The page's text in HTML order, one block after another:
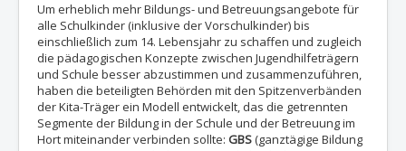
Um erheblich mehr Bildungs- und Betreuungsangebote für
alle Schulkinder (inklusive der Vorschulkinder) bis
einschließlich zum 14. Lebensjahr zu schaffen und zugleich
die pädagogischen Konzepte zwischen Jugendhilfeträgern
und Schule besser abzustimmen und zusammenzuführen,
haben die beteiligten Behörden mit den Spitzenverbänden
der Kita-Träger ein Modell entwickelt, das die getrennten
Segmente der Bildung in der Schule und der Betreuung im
Hort miteinander verbinden sollte: GBS(ganztägige Bildung